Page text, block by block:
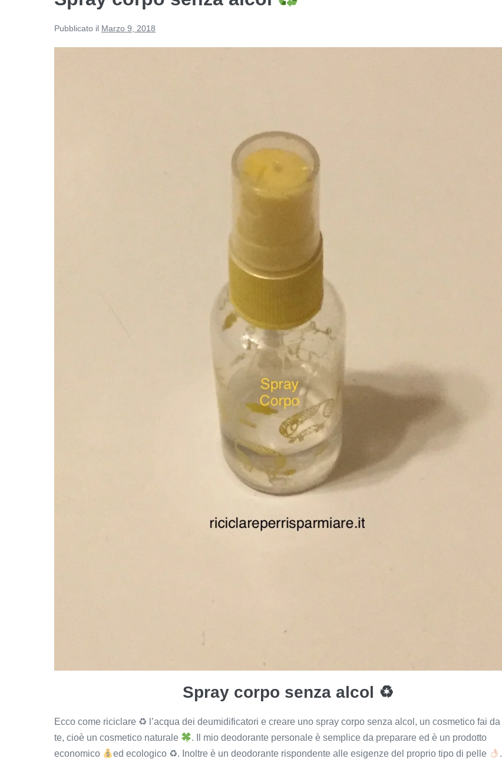
Pubblicato il Marzo 9, 2018
Spray corpo senza alcol ♻
Ecco come riciclare ♻ l’acqua dei deumidificatori e creare uno spray corpo senza alcol, un cosmetico fai da
te, cioè un cosmetico naturale
. Il mio deodorante personale è semplice da preparare ed è un prodotto
economico
ed ecologico ♻. Inoltre è un deodorante rispondente alle esigenze del proprio tipo di pelle .